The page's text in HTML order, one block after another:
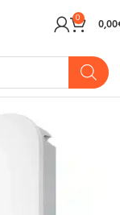
0 0,00
Huawei